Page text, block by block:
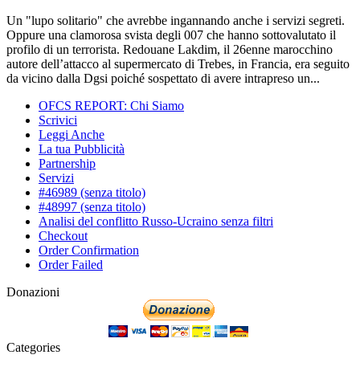
Un "lupo solitario" che avrebbe ingannando anche i servizi segreti.
Oppure una clamorosa svista degli 007 che hanno sottovalutato il
profilo di un terrorista. Redouane Lakdim, il 26enne marocchino
autore dell’attacco al supermercato di Trebes, in Francia, era seguito
da vicino dalla Dgsi poiché sospettato di avere intrapreso un...
OFCS REPORT: Chi Siamo
Scrivici
Leggi Anche
La tua Pubblicità
Partnership
Servizi
#46989 (senza titolo)
#48997 (senza titolo)
Analisi del conflitto Russo-Ucraino senza filtri
Checkout
Order Confirmation
Order Failed
Donazioni
Categories